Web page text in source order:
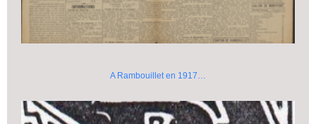
A Rambouillet en 1917…